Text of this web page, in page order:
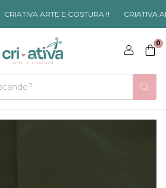
CRIATIVA ARTE E COSTURA !! CRIATIVA
0